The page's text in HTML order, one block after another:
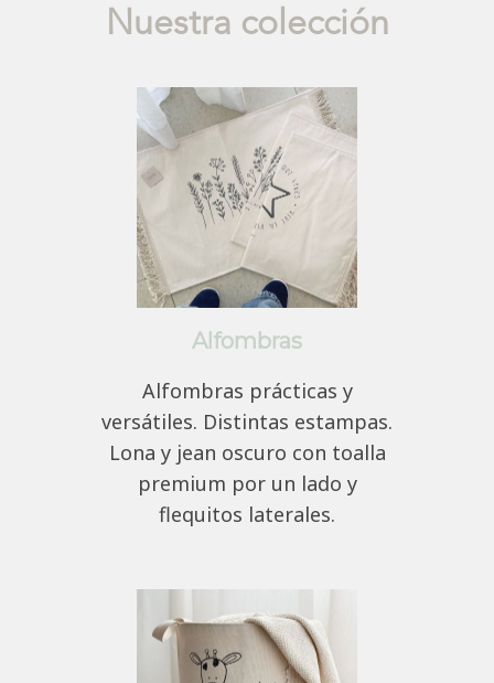
Nuestra colección
Alfombras
Alfombras prácticas y
versátiles. Distintas estampas.
Lona y jean oscuro con toalla
premium por un lado y
flequitos laterales.